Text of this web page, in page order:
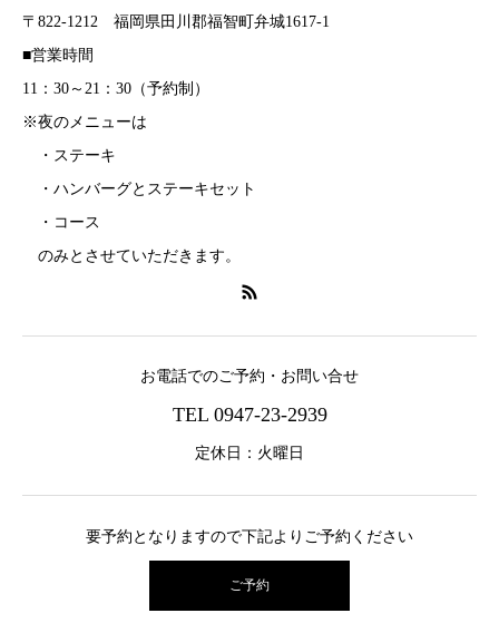
〒822-1212 福岡県田川郡福智町弁城1617-1
■営業時間
11：30～21：30（予約制）
※夜のメニューは
・ステーキ
・ハンバーグとステーキセット
・コース
のみとさせていただきます。
お電話でのご予約・お問い合せ
TEL 0947-23-2939
定休日：火曜日
要予約となりますので下記よりご予約ください
ご予約